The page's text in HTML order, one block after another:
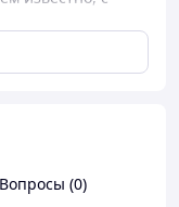
поэтому в
материал,
юбка
Вопросы (0)